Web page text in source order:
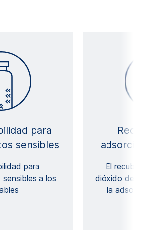
para
sensibles
para
a los
El
dióxido de
la